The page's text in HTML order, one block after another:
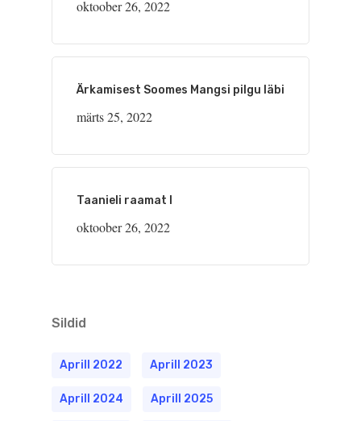
oktoober 26, 2022
Ärkamisest Soomes Mangsi pilgu läbi
märts 25, 2022
Taanieli raamat I
oktoober 26, 2022
Sildid
Aprill 2022 Aprill 2023
Aprill 2024 Aprill 2025